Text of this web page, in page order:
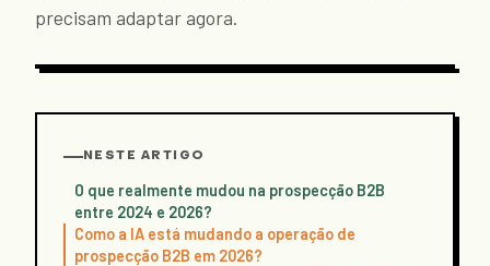
precisam adaptar agora.
NESTE ARTIGO
O que realmente mudou na prospecção B2B
entre 2024 e 2026?
Como a IA está mudando a operação de
prospecção B2B em 2026?